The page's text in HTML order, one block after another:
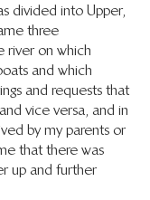
divided into Upper,
three
river on which
and which
and requests that
vice versa, and in
by my parents or
that there was
up and further